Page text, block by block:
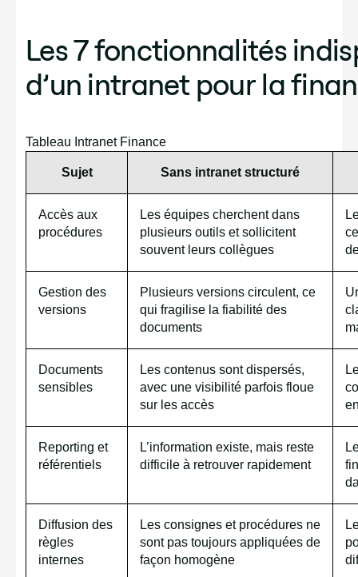
Les 7 fonctionnalités
d’un intranet pour la
Tableau Intranet Finance
Sujet Sans intranet structuré
Accès aux
procédures
Les équipes cherchent dans
plusieurs outils et sollicitent
souvent leurs collègues
Gestion des
versions
Plusieurs versions circulent, ce
qui fragilise la fiabilité des
documents
Documents
sensibles
Les contenus sont dispersés,
avec une visibilité parfois floue
sur les accès
Reporting et
référentiels
L’information existe, mais reste
difficile à retrouver rapidement
Diffusion des
règles
internes
Les consignes et procédures ne
sont pas toujours appliquées de
façon homogène